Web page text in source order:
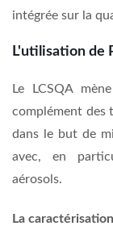
intégrée sur la
L'utilisation de
Le LCSQA
complément des
dans le but de
avec, en
aérosols.
La